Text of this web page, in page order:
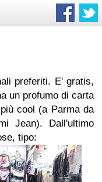
preferiti. E' gratis,
un profumo di carta
cool (a Parma da
Jean). Dall'ultimo
tipo: